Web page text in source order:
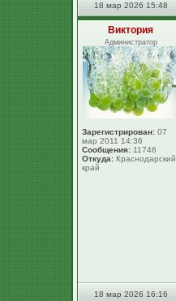
18 мар 2026 15:48
Виктория
Администратор
Зарегистрирован: 07
мар 2011 14:36
Сообщения: 11746
Откуда: Краснодарский
край
18 мар 2026 16:16